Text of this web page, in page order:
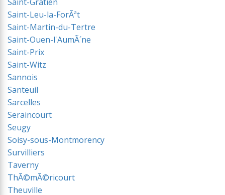
Saint-Leu-la-ForÃªt
Saint-Martin-du-Tertre
Saint-Ouen-l'AumÃ´ne
Saint-Prix
Saint-Witz
Sannois
Santeuil
Sarcelles
Seraincourt
Seugy
Soisy-sous-Montmorency
Survilliers
Taverny
ThÃ©mÃ©ricourt
Theuville